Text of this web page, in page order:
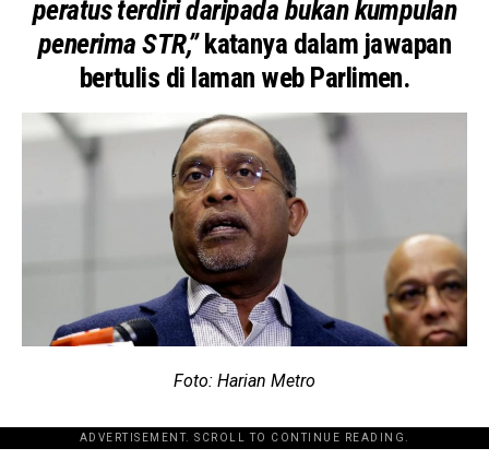
peratus terdiri daripada bukan kumpulan
penerima STR,”katanya dalam jawapan
bertulis di laman web Parlimen.
Foto: Harian Metro
ADVERTISEMENT. SCROLL TO CONTINUE READING.